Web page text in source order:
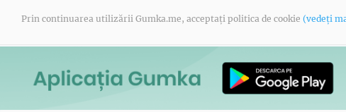
Prin continuarea utilizării Gumka.me, acceptați politica de cookie (vedeți